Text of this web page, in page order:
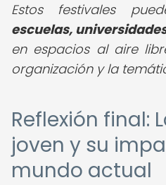
Estos festivales
escuelas,
en espacios al aire
organización y la
Reflexión final:
joven y su
mundo actual